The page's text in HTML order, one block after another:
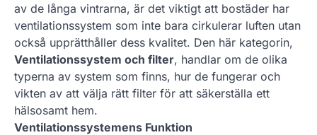
av de långa vintrarna, är det viktigt att bostäder har
ventilationssystem som inte bara cirkulerar luften utan
också upprätthåller dess kvalitet. Den här kategorin,
Ventilationssystem och filter, handlar om de olika
typerna av system som finns, hur de fungerar och
vikten av att välja rätt filter för att säkerställa ett
hälsosamt hem.
Ventilationssystemens Funktion